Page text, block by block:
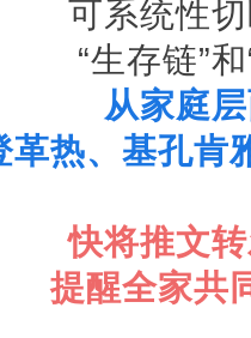
可系统性
“生存链”
从家庭
革热、基孔肯
快将推文
提醒全家共